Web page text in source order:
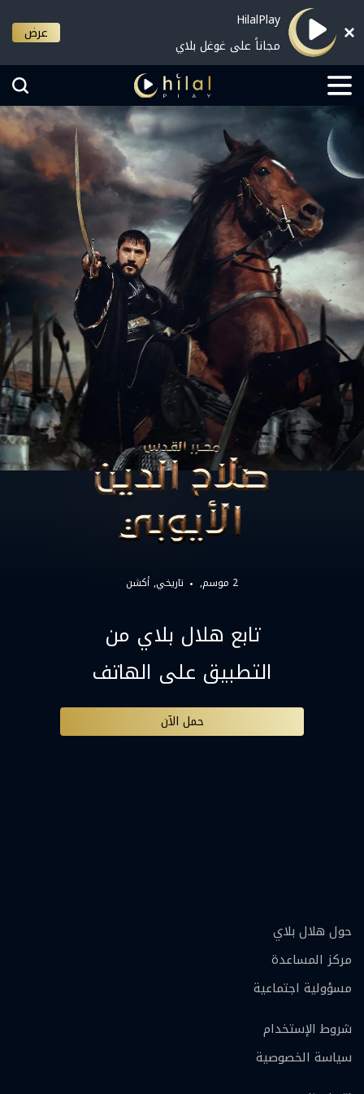
HilalPlay
مجاناً على غوغل بلاي
عرض
2 موسم, تاريخي أكشن
تابع هلال بلاي من
التطبيق على الهاتف
حمل الآن
حول هلال بلاي
مركز المساعدة
مسؤولية اجتماعية
شروط الإستخدام
سياسة الخصوصية